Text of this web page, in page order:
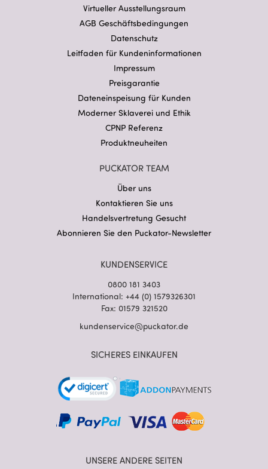
Virtueller Ausstellungsraum
AGB Geschäftsbedingungen
Datenschutz
Leitfaden für Kundeninformationen
Impressum
Preisgarantie
Dateneinspeisung für Kunden
Moderner Sklaverei und Ethik
CPNP Referenz
Produktneuheiten
PUCKATOR TEAM
Über uns
Kontaktieren Sie uns
Handelsvertretung Gesucht
Abonnieren Sie den Puckator-Newsletter
KUNDENSERVICE
0800 181 3403
International: +44 (0) 1579326301
Fax: 01579 321520
kundenservice@puckator.de
SICHERES EINKAUFEN
UNSERE ANDERE SEITEN